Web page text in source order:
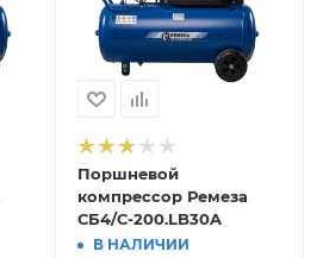
Поршневой
компрессор Ремеза
СБ4/С-200.LB30A
В НАЛИЧИИ